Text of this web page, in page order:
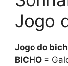
Jogo
Jogo do
BICHO =